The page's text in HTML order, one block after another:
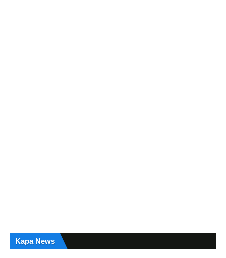
Kapa News